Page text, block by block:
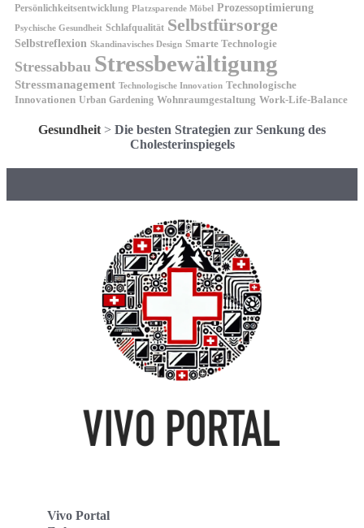
Persönlichkeitsentwicklung Platzsparende Möbel Prozessoptimierung
Psychische Gesundheit Schlafqualität Selbstfürsorge
Selbstreflexion Skandinavisches Design Smarte Technologie
Stressabbau Stressbewältigung
Stressmanagement Technologische Innovation Technologische
Innovationen Urban Gardening Wohnraumgestaltung Work-Life-Balance
Gesundheit > Die besten Strategien zur Senkung des
Cholesterinspiegels
Vivo Portal